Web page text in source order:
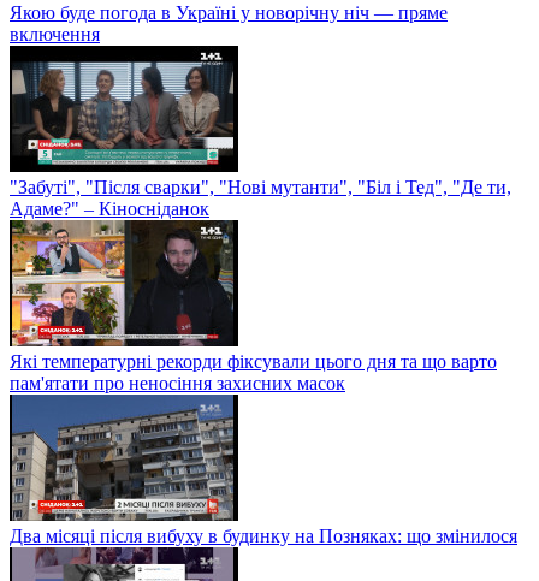
Якою буде погода в Україні у новорічну ніч — пряме
включення
"Забуті", "Після сварки", "Нові мутанти", "Біл і Тед", "Де ти,
Адаме?" – Кіносніданок
Які температурні рекорди фіксували цього дня та що варто
пам'ятати про неносіння захисних масок
Два місяці після вибуху в будинку на Позняках: що змінилося